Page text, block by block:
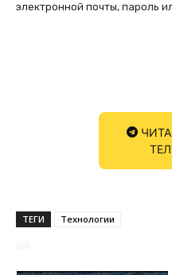
электронной почты, пароль
ТЕГИ Технологии